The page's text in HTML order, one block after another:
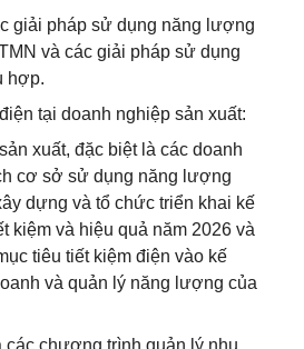
giải pháp sử dụng năng lượng
và các giải pháp sử dụng
hợp.
tại doanh nghiệp sản xuất:
xuất, đặc biệt là các doanh
cơ sở sử dụng năng lượng
dựng và tổ chức triển khai kế
kiệm và hiệu quả năm 2026 và
tiêu tiết kiệm điện vào kế
và quản lý năng lượng của
các chương trình quản lý nhu